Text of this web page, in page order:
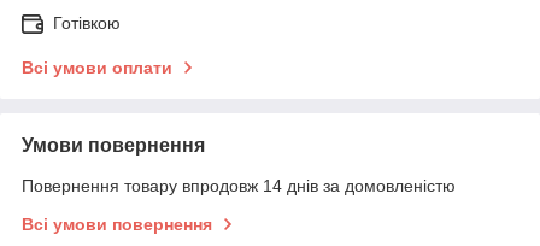
Готівкою
Всі умови оплати
Умови повернення
Повернення товару впродовж 14 днів за домовленістю
Всі умови повернення